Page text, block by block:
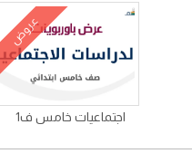
عروض
اجتماعيات خامس ف1